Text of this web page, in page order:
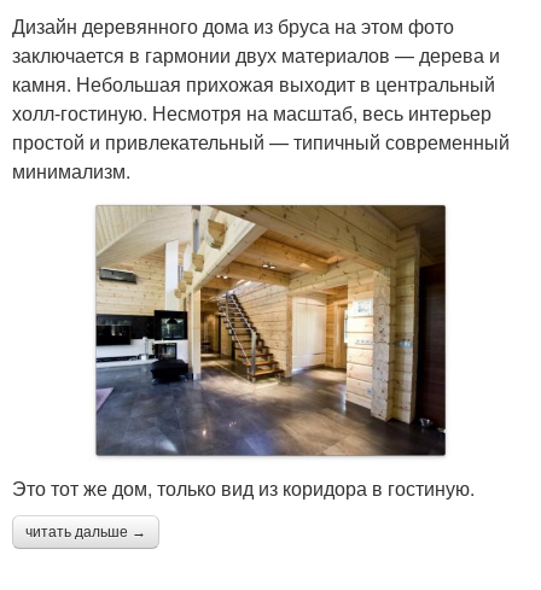
Дизайн деревянного дома из бруса на этом фото
заключается в гармонии двух материалов — дерева и
камня. Небольшая прихожая выходит в центральный
холл-гостиную. Несмотря на масштаб, весь интерьер
простой и привлекательный — типичный современный
минимализм.
Это тот же дом, только вид из коридора в гостиную.
читать дальше →